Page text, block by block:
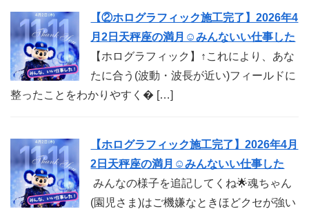
【②ホログラフィック施工完了】2026年4
月2日天秤座の満月☺︎みんないい仕事した
【ホログラフィック】↑これにより、あな
たに合う(波動・波長が近い)フィールドに
整ったことをわかりやすく� […]
【ホログラフィック施工完了】2026年4月
2日天秤座の満月☺︎みんないい仕事した
みんなの様子を追記してくね🌟魂ちゃん
(園児さま)はご機嫌なときほどクセが強い